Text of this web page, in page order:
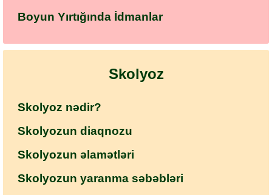
Boyun Yırtığında İdmanlar
Skolyoz
Skolyoz nədir?
Skolyozun diaqnozu
Skolyozun əlamətləri
Skolyozun yaranma səbəbləri